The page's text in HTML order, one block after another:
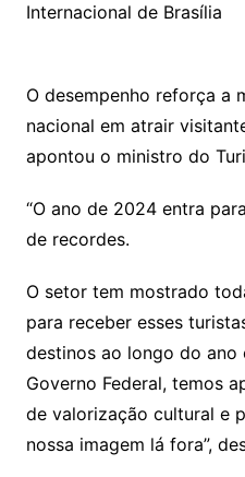
Internacional de Brasília
O desempenho reforça a
nacional em atrair
apontou o ministro do
“O ano de 2024 entra
de recordes.
O setor tem mostrado
para receber esses
destinos ao longo do ano
Governo Federal, temos
de valorização cultural e
nossa imagem lá fora”,